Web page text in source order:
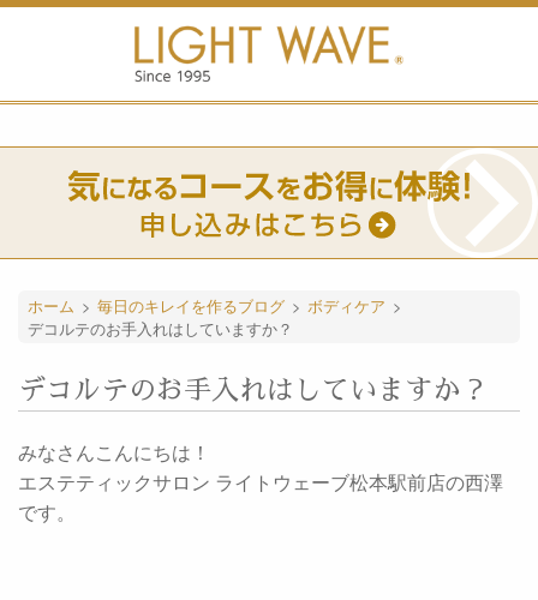
ホーム > 毎日のキレイを作るブログ > ボディケア >
デコルテのお手入れはしていますか？
デコルテのお手入れはしていますか？
みなさんこんにちは！
エステティックサロン ライトウェーブ松本駅前店の西澤
です。